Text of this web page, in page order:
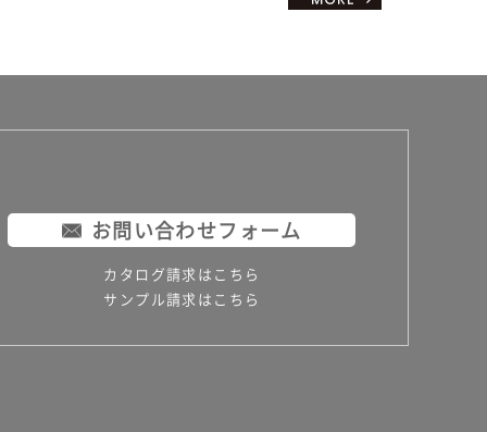
お問い合わせフォーム
カタログ請求はこちら
サンプル請求はこちら